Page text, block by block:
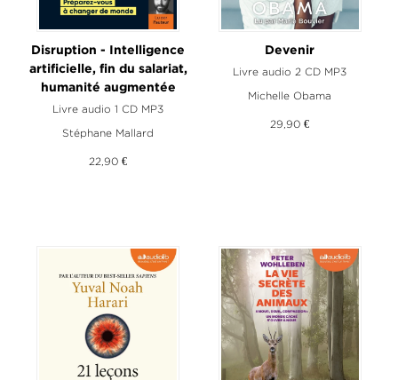
Disruption - Intelligence
artificielle, fin du salariat,
humanité augmentée
Livre audio 1 CD MP3
Stéphane Mallard
22,90 €
Devenir
Livre audio 2 CD MP3
Michelle Obama
29,90 €